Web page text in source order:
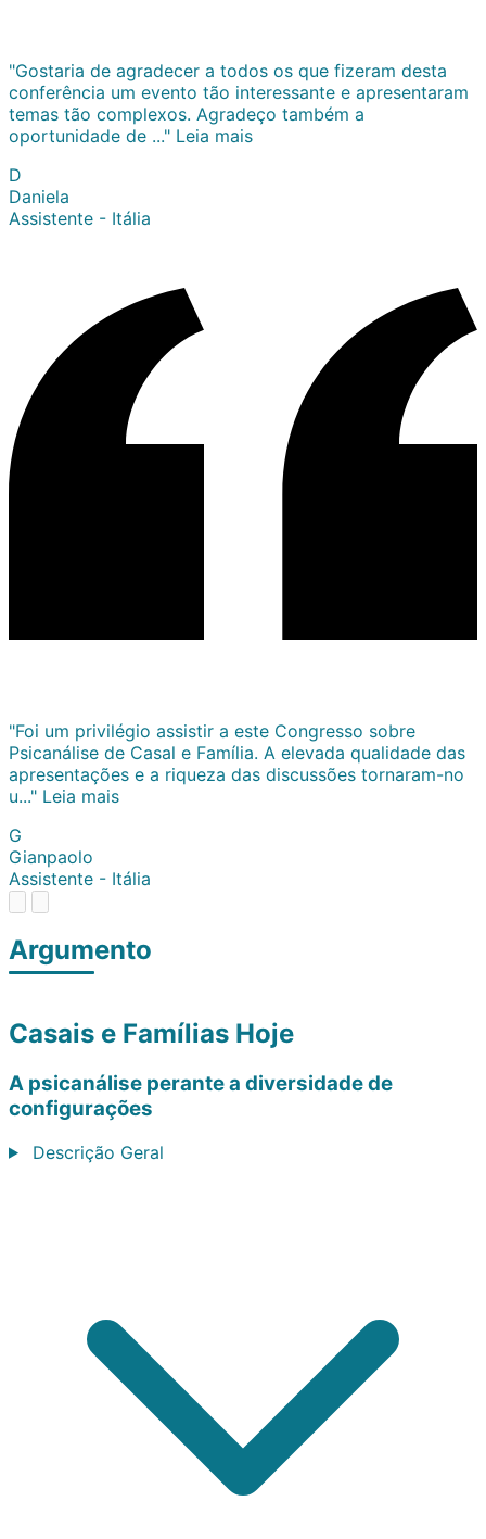
"Gostaria de agradecer a todos os que fizeram desta
conferência um evento tão interessante e apresentaram
temas tão complexos. Agradeço também a
oportunidade de ..." Leia mais
D
Daniela
Assistente - Itália
"Foi um privilégio assistir a este Congresso sobre
Psicanálise de Casal e Família. A elevada qualidade das
apresentações e a riqueza das discussões tornaram-no
u..." Leia mais
G
Gianpaolo
Assistente - Itália
Argumento
Casais e Famílias Hoje
A psicanálise perante a diversidade de
configurações
Descrição Geral